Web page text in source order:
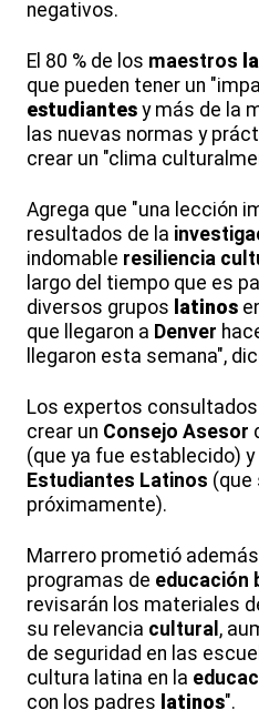
negativos.
El 80 % de los maestros
que pueden tener un
estudiantes y más de la
las nuevas normas y
crear un "clima
Agrega que "una lección
resultados de la
indomable resiliencia
largo del tiempo que es
diversos grupos latinos
que llegaron a Denver
llegaron esta semana",
Los expertos
crear un Consejo Asesor
(que ya fue establecido) y
Estudiantes Latinos (que
próximamente).
Marrero prometió
programas de educación
revisarán los materiales
su relevancia cultural ,
de seguridad en las
cultura latina en la
con los padres latinos".